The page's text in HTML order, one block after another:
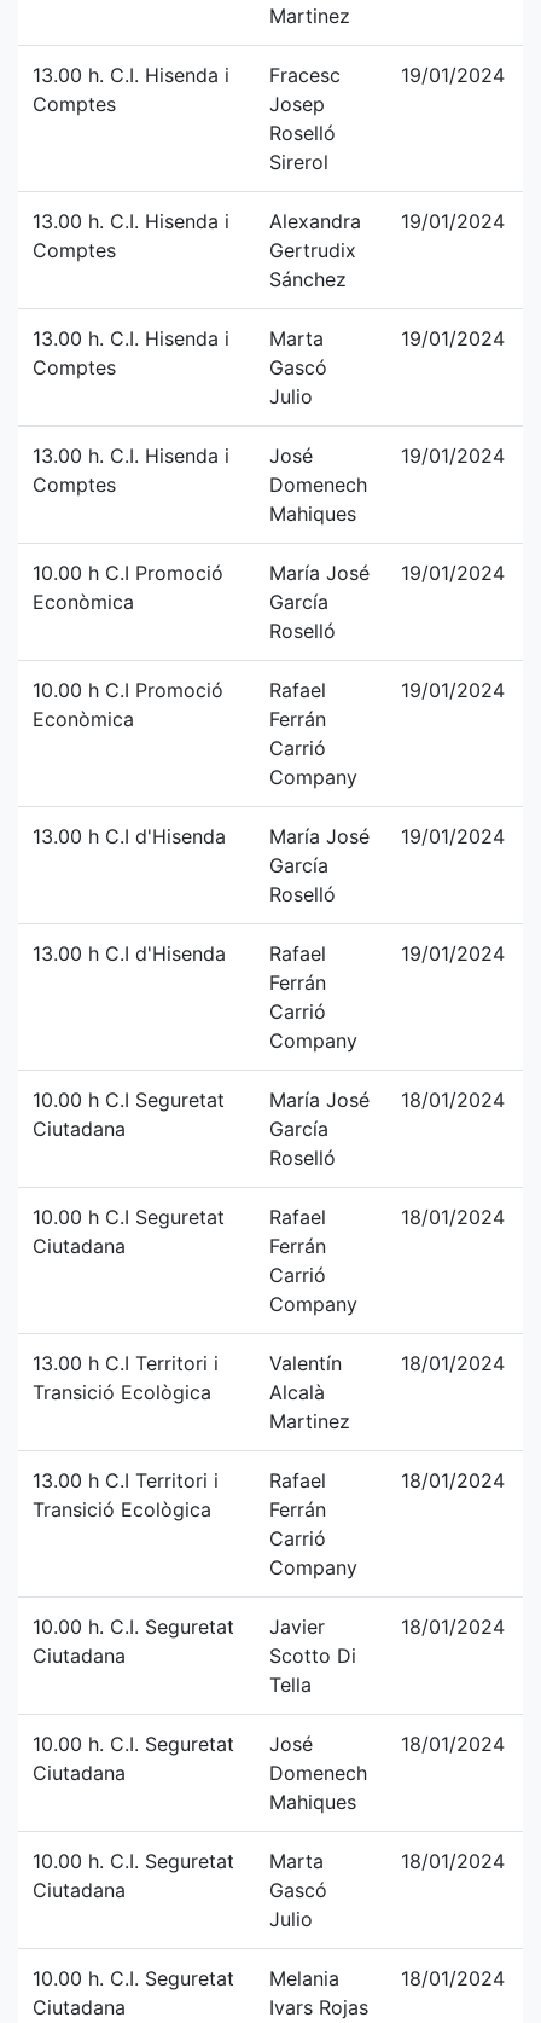
Martinez
13.00 h. C.I. Hisenda i
Comptes
Fracesc
Josep
Roselló
Sirerol
19/01/2024
13.00 h. C.I. Hisenda i
Comptes
Alexandra
Gertrudix
Sánchez
19/01/2024
13.00 h. C.I. Hisenda i
Comptes
Marta
Gascó
Julio
19/01/2024
13.00 h. C.I. Hisenda i
Comptes
José
Domenech
Mahiques
19/01/2024
10.00 h C.I Promoció
Econòmica
María José
García
Roselló
19/01/2024
10.00 h C.I Promoció
Econòmica
Rafael
Ferrán
Carrió
Company
19/01/2024
13.00 h C.I d'Hisenda
María José
García
Roselló
19/01/2024
13.00 h C.I d'Hisenda
Rafael
Ferrán
Carrió
Company
19/01/2024
10.00 h C.I Seguretat
Ciutadana
María José
García
Roselló
18/01/2024
10.00 h C.I Seguretat
Ciutadana
Rafael
Ferrán
Carrió
Company
18/01/2024
13.00 h C.I Territori i
Transició Ecològica
Valentín
Alcalà
Martinez
18/01/2024
13.00 h C.I Territori i
Transició Ecològica
Rafael
Ferrán
Carrió
Company
18/01/2024
10.00 h. C.I. Seguretat
Ciutadana
Javier
Scotto Di
Tella
18/01/2024
10.00 h. C.I. Seguretat
Ciutadana
José
Domenech
Mahiques
18/01/2024
10.00 h. C.I. Seguretat
Ciutadana
Marta
Gascó
Julio
18/01/2024
10.00 h. C.I. Seguretat
Ciutadana
Melania
Ivars Rojas
18/01/2024